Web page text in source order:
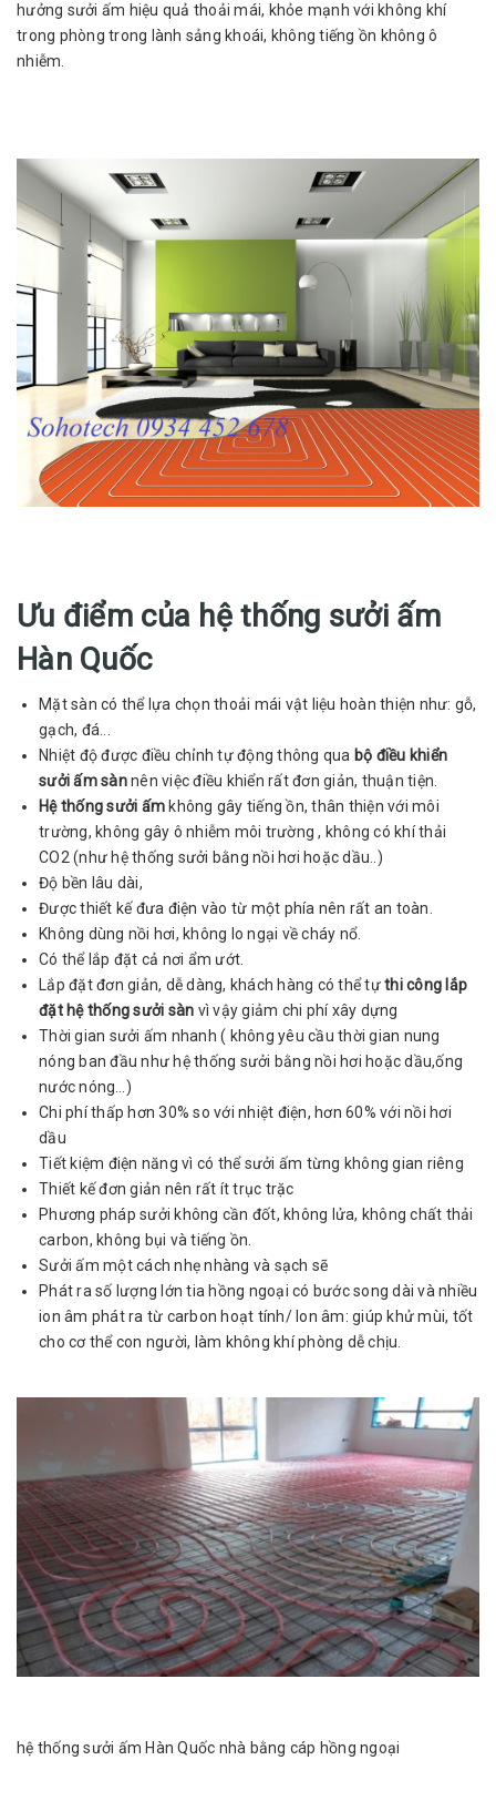
hưởng sưởi ấm hiệu quả thoải mái, khỏe mạnh với không khí
trong phòng trong lành sảng khoái, không tiếng ồn không ô
nhiễm.
Ưu điểm của hệ thống sưởi ấm
Hàn Quốc
Mặt sàn có thể lựa chọn thoải mái vật liệu hoàn thiện như: gỗ,
gạch, đá...
Nhiệt độ được điều chỉnh tự động thông qua bộ điều khiển
sưởi ấm sànnên việc điều khiển rất đơn giản, thuận tiện.
Hệ thống sưởi ấmkhông gây tiếng ồn, thân thiện với môi
trường, không gây ô nhiễm môi trường , không có khí thải
CO2 (như hệ thống sưởi bằng nồi hơi hoặc dầu..)
Độ bền lâu dài,
Được thiết kế đưa điện vào từ một phía nên rất an toàn.
Không dùng nồi hơi, không lo ngại về cháy nổ.
Có thể lắp đặt cả nơi ẩm ướt.
Lắp đặt đơn giản, dễ dàng, khách hàng có thể tựthi công lắp
đặt hệ thống sưởi sàn vì vậy giảm chi phí xây dựng
Thời gian sưởi ấm nhanh ( không yêu cầu thời gian nung
nóng ban đầu như hệ thống sưởi bằng nồi hơi hoặc dầu,ống
nước nóng…)
Chi phí thấp hơn 30% so với nhiệt điện, hơn 60% với nồi hơi
dầu
Tiết kiệm điện năng vì có thể sưởi ấm từng không gian riêng
Thiết kế đơn giản nên rất ít trục trặc
Phương pháp sưởi không cần đốt, không lửa, không chất thải
carbon, không bụi và tiếng ồn.
Sưởi ấm một cách nhẹ nhàng và sạch sẽ
Phát ra số lượng lớn tia hồng ngoại có bước song dài và nhiều
ion âm phát ra từ carbon hoạt tính/ Ion âm: giúp khử mùi, tốt
cho cơ thể con người, làm không khí phòng dễ chịu.
hệ thống sưởi ấm Hàn Quốc nhà bằng cáp hồng ngoại